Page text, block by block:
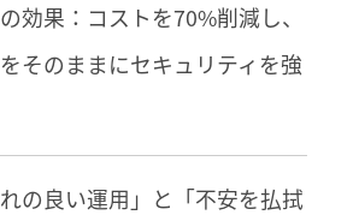
効果：コストを70%削減し、
そのままにセキュリティを強
れの良い運用」と「不安を払拭